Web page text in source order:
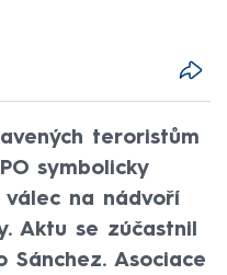
teroristům
symbolicky
na nádvoří
Aktu se zúčastnil
Sánchez. Asociace